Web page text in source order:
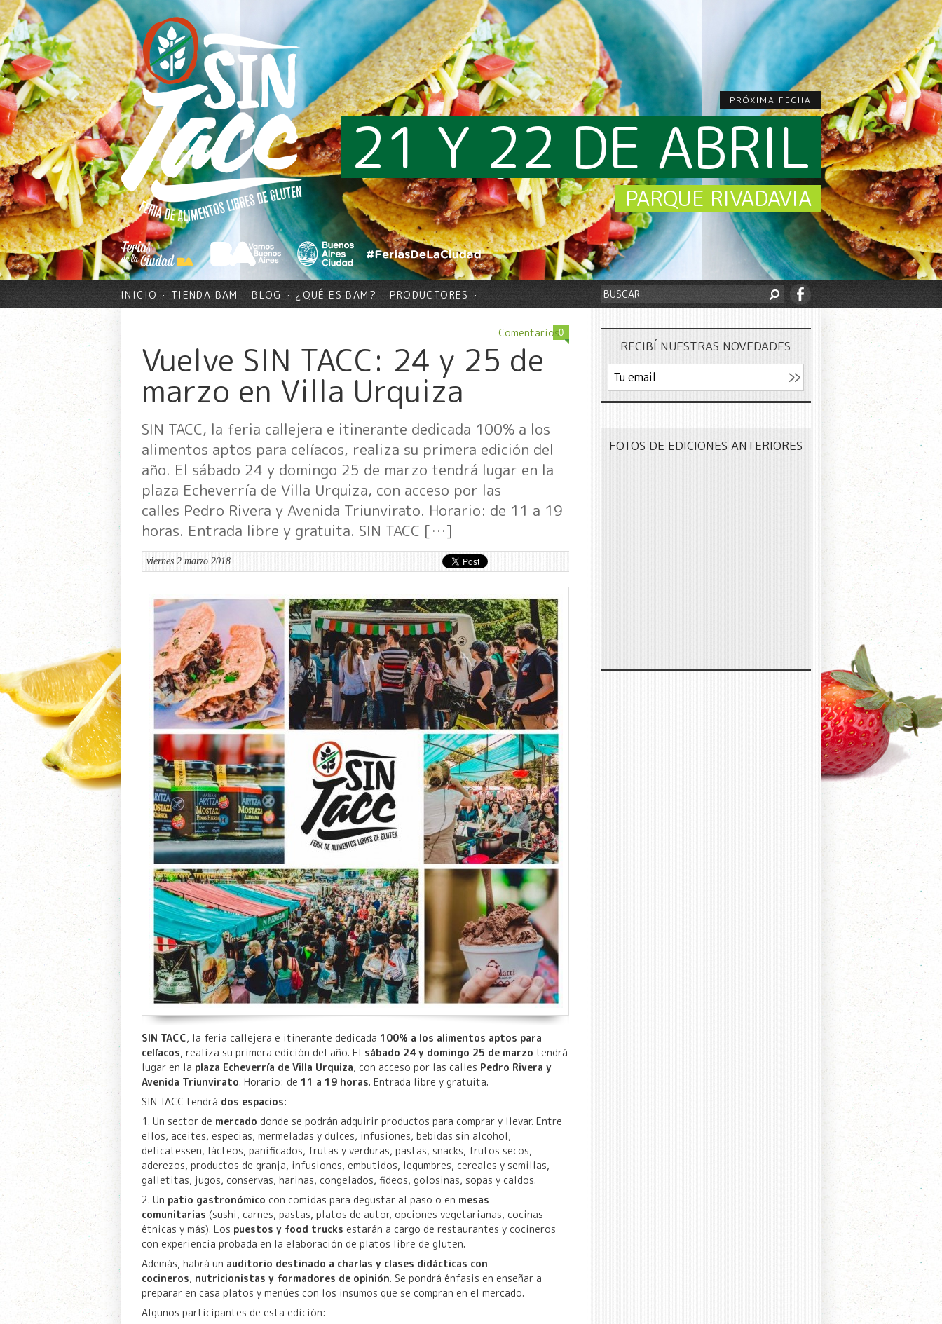
PRÓXIMA FECHA
21 Y 22 DE ABRIL
PARQUE RIVADAVIA
INICIO TIENDA BAM BLOG ¿QUÉ ES BAM? PRODUCTORES
Comentarios0
Vuelve SIN TACC: 24 y 25 de
marzo en Villa Urquiza
SIN TACC, la feria callejera e itinerante dedicada 100% a los
alimentos aptos para celíacos, realiza su primera edición del
año. El sábado 24 y domingo 25 de marzo tendrá lugar en la
plaza Echeverría de Villa Urquiza, con acceso por las
calles Pedro Rivera y Avenida Triunvirato. Horario: de 11 a 19
horas. Entrada libre y gratuita. SIN TACC […]
viernes 2 marzo 2018
SIN TACC, la feria callejera e itinerante dedicada 100% a los alimentos aptos para
celíacos, realiza su primera edición del año. El sábado 24 y domingo 25 de marzo tendrá
lugar en la plaza Echeverría de Villa Urquiza, con acceso por las calles Pedro Rivera y
Avenida Triunvirato. Horario: de 11 a 19 horas. Entrada libre y gratuita.
SIN TACC tendrá dos espacios:
1. Un sector de mercado donde se podrán adquirir productos para comprar y llevar. Entre
ellos, aceites, especias, mermeladas y dulces, infusiones, bebidas sin alcohol,
delicatessen, lácteos, panificados, frutas y verduras, pastas, snacks, frutos secos,
aderezos, productos de granja, infusiones, embutidos, legumbres, cereales y semillas,
galletitas, jugos, conservas, harinas, congelados, fideos, golosinas, sopas y caldos.
2. Un patio gastronómico con comidas para degustar al paso o en mesas
comunitarias (sushi, carnes, pastas, platos de autor, opciones vegetarianas, cocinas
étnicas y más). Los puestos y food trucks estarán a cargo de restaurantes y cocineros
con experiencia probada en la elaboración de platos libre de gluten.
Además, habrá un auditorio destinado a charlas y clases didácticas con
cocineros, nutricionistas y formadores de opinión. Se pondrá énfasis en enseñar a
preparar en casa platos y menúes con los insumos que se compran en el mercado.
Algunos participantes de esta edición:
RECIBÍ NUESTRAS NOVEDADES
FOTOS DE EDICIONES ANTERIORES